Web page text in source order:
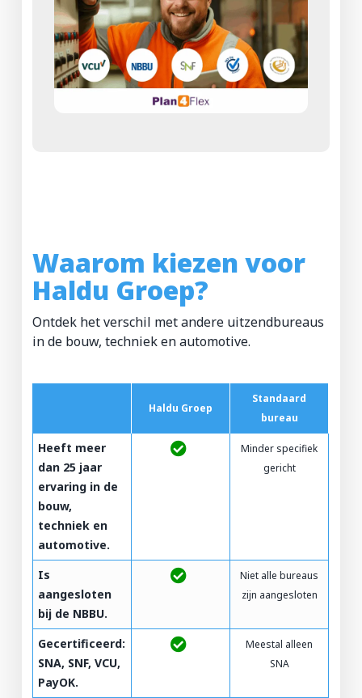
Waarom kiezen voor
Haldu Groep?
Ontdek het verschil met andere uitzendbureaus
in de bouw, techniek en automotive.
Haldu Groep
Standaard
bureau
Heeft meer
dan 25 jaar
ervaring in de
bouw,
techniek en
automotive.
Minder specifiek
gericht
Is
aangesloten
bij de NBBU.
Niet alle bureaus
zijn aangesloten
Gecertificeerd:
SNA, SNF, VCU,
PayOK.
Meestal alleen
SNA